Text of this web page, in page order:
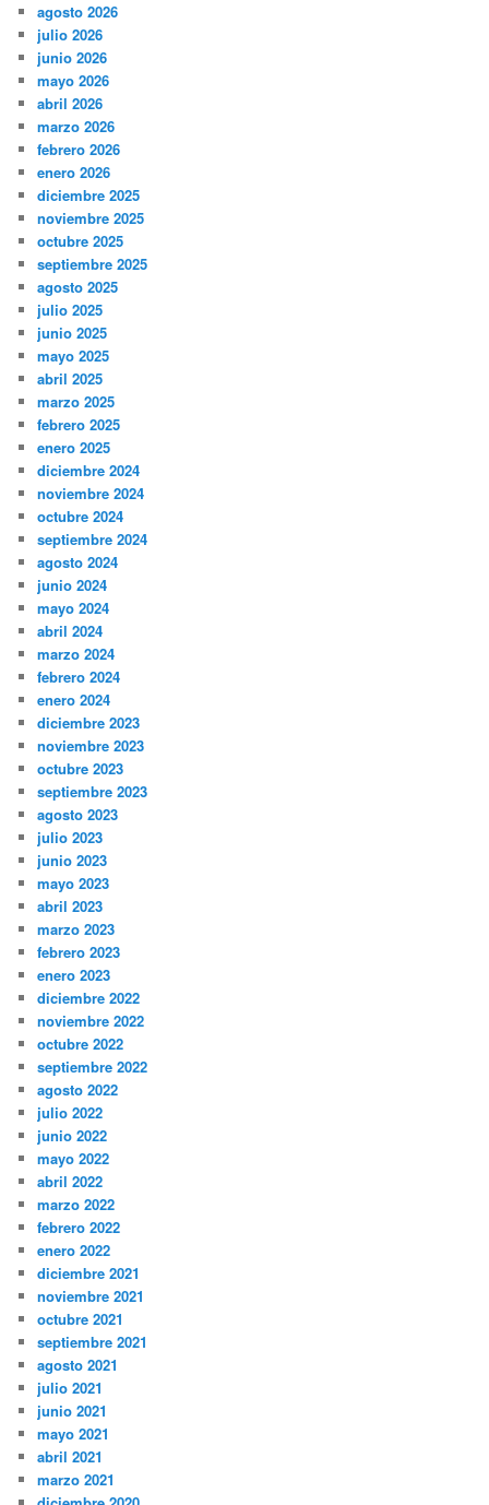
agosto 2026
julio 2026
junio 2026
mayo 2026
abril 2026
marzo 2026
febrero 2026
enero 2026
diciembre 2025
noviembre 2025
octubre 2025
septiembre 2025
agosto 2025
julio 2025
junio 2025
mayo 2025
abril 2025
marzo 2025
febrero 2025
enero 2025
diciembre 2024
noviembre 2024
octubre 2024
septiembre 2024
agosto 2024
junio 2024
mayo 2024
abril 2024
marzo 2024
febrero 2024
enero 2024
diciembre 2023
noviembre 2023
octubre 2023
septiembre 2023
agosto 2023
julio 2023
junio 2023
mayo 2023
abril 2023
marzo 2023
febrero 2023
enero 2023
diciembre 2022
noviembre 2022
octubre 2022
septiembre 2022
agosto 2022
julio 2022
junio 2022
mayo 2022
abril 2022
marzo 2022
febrero 2022
enero 2022
diciembre 2021
noviembre 2021
octubre 2021
septiembre 2021
agosto 2021
julio 2021
junio 2021
mayo 2021
abril 2021
marzo 2021